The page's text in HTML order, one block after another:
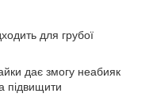
для грубої
дає змогу неабияк
підвищити